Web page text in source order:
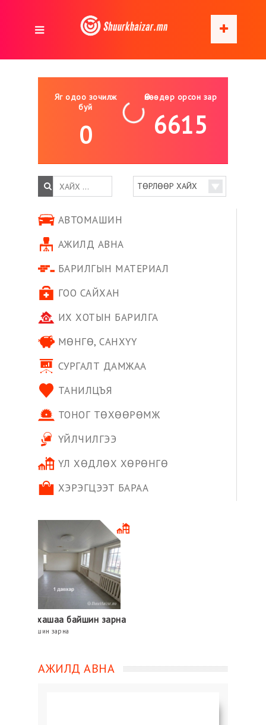
Яг одоо зочилж
буй
0
Өнөөдөр орсон зар
6615
АВТОМАШИН
АЖИЛД АВНА
БАРИЛГЫН МАТЕРИАЛ
ГОО САЙХАН
ИХ ХОТЫН БАРИЛГА
МӨНГӨ, САНХҮҮ
СУРГАЛТ ДАМЖАА
ТАНИЛЦЪЯ
ТОНОГ ТӨХӨӨРӨМЖ
ҮЙЛЧИЛГЭЭ
ҮЛ ХӨДЛӨХ ХӨРӨНГӨ
ХЭРЭГЦЭЭТ БАРАА
байшин зарна
АЖИЛД АВНА